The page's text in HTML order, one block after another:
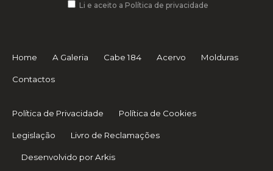
Li e aceito a Política de privacidade
Home A Galeria Cabe 184 Acervo Molduras
Contactos
Política de Privacidade Política de Cookies
Legislação Livro de Reclamações
Desenvolvido por Arkis